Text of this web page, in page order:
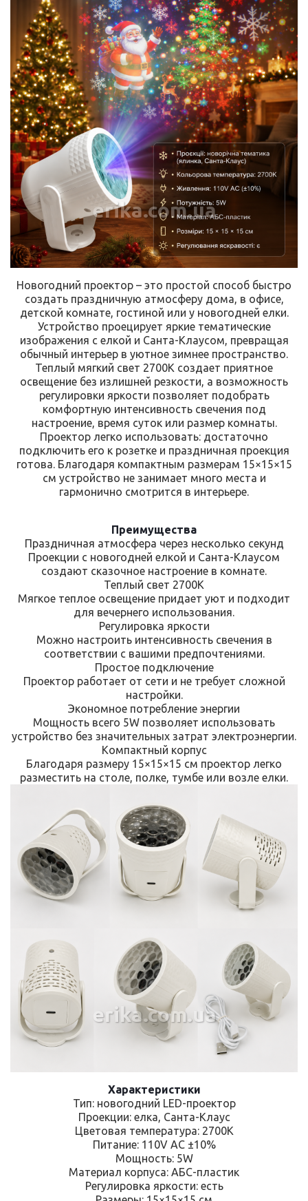
erika.com.ua
Новогодний проектор – это простой способ быстро
создать праздничную атмосферу дома, в офисе,
детской комнате, гостиной или у новогодней елки.
Устройство проецирует яркие тематические
изображения с елкой и Санта-Клаусом, превращая
обычный интерьер в уютное зимнее пространство.
Теплый мягкий свет 2700K создает приятное
освещение без излишней резкости, а возможность
регулировки яркости позволяет подобрать
комфортную интенсивность свечения под
настроение, время суток или размер комнаты.
Проектор легко использовать: достаточно
подключить его к розетке и праздничная проекция
готова. Благодаря компактным размерам 15×15×15
см устройство не занимает много места и
гармонично смотрится в интерьере.
Преимущества
Праздничная атмосфера через несколько секунд
Проекции с новогодней елкой и Санта-Клаусом
создают сказочное настроение в комнате.
Теплый свет 2700K
Мягкое теплое освещение придает уют и подходит
для вечернего использования.
Регулировка яркости
Можно настроить интенсивность свечения в
соответствии с вашими предпочтениями.
Простое подключение
Проектор работает от сети и не требует сложной
настройки.
Экономное потребление энергии
Мощность всего 5W позволяет использовать
устройство без значительных затрат электроэнергии.
Компактный корпус
Благодаря размеру 15×15×15 см проектор легко
разместить на столе, полке, тумбе или возле елки.
erika.com.ua
Характеристики
Тип: новогодний LED-проектор
Проекции: елка, Санта-Клаус
Цветовая температура: 2700K
Питание: 110V AC ±10%
Мощность: 5W
Материал корпуса: АБС-пластик
Регулировка яркости: есть